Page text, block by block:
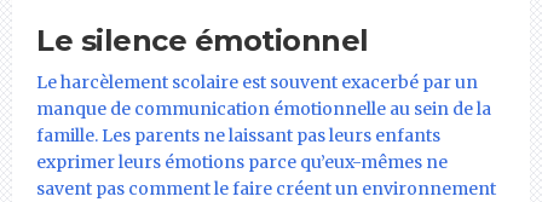
Le silence émotionnel
Le harcèlement scolaire est souvent exacerbé par un
manque de communication émotionnelle au sein de la
famille. Les parents ne laissant pas leurs enfants
exprimer leurs émotions parce qu’eux-mêmes ne
savent pas comment le faire créent un environnement